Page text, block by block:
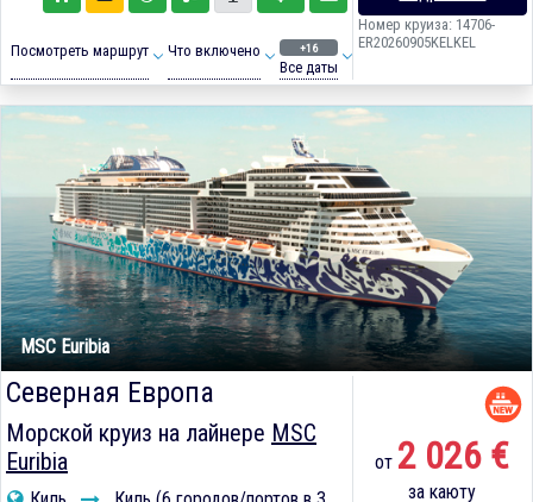
Посмотреть маршрут Что включено +16
Все даты
Номер круиза: 14706-
ER20260905KELKEL
MSC Euribia
Северная Европа
Морской круиз на лайнере MSC
Euribia
от 2 026 €
за каюту